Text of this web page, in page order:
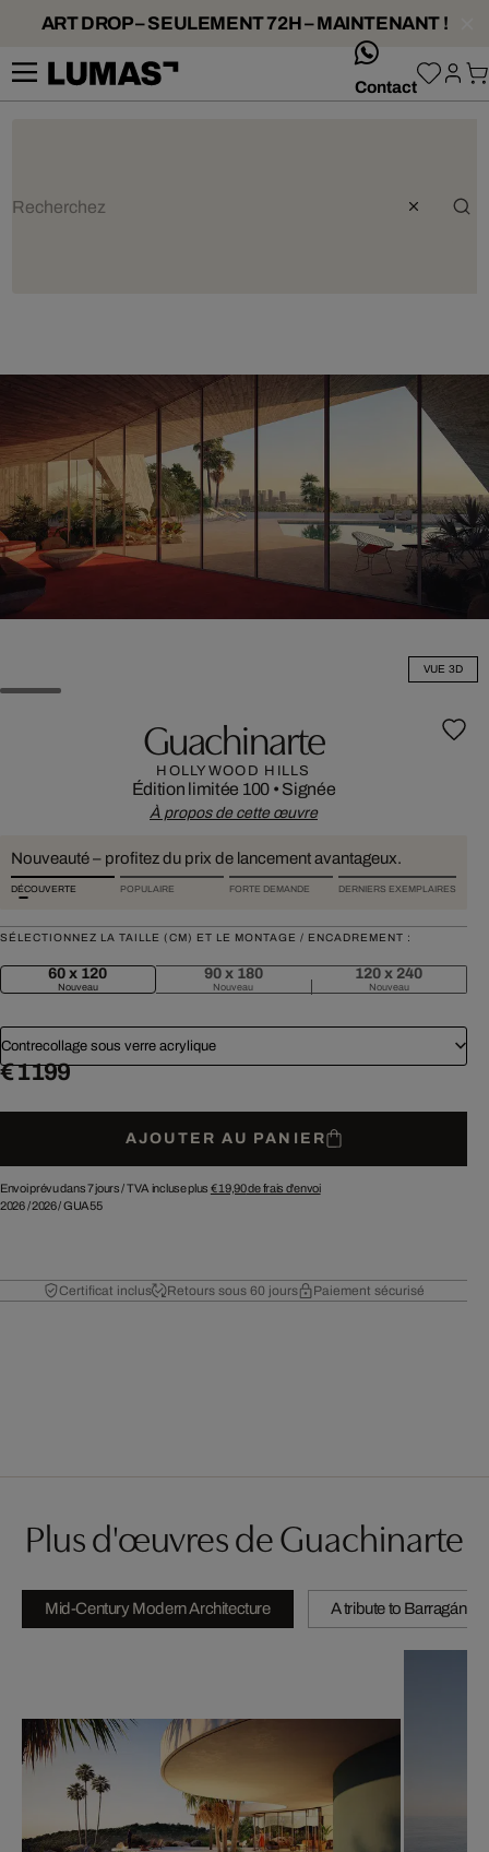
ART DROP – SEULEMENT 72H – MAINTENANT !
Contact
VUE 3D
Guachinarte
HOLLYWOOD HILLS
Édition limitée 100 • Signée
À propos de cette œuvre
Nouveauté – profitez du prix de lancement avantageux.
DÉCOUVERTE POPULAIRE FORTE DEMANDE DERNIERS EXEMPLAIRES
SÉLECTIONNEZ LA TAILLE (CM) ET LE MONTAGE / ENCADREMENT :
60 x 120
Nouveau
90 x 180
Nouveau
120 x 240
Nouveau
Contrecollage sous verre acrylique
€ 1 199
AJOUTER AU PANIER
Envoi prévu dans 7 jours /TVA incluse plus € 19,90de frais d'envoi
2026/2026/GUA55
Certificat inclus Retours sous 60 jours Paiement sécurisé
Plus d'œuvres de Guachinarte
Mid-Century Modern Architecture A tribute to Barragán